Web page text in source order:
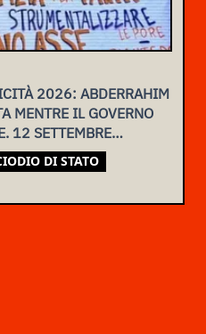
2026: ABDERRAHIM
MENTRE IL GOVERNO
12 SETTEMBRE
DI STATO